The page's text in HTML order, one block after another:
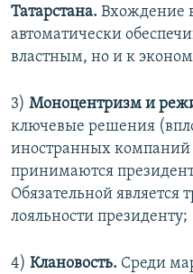
Татарстана. Вхождение
автоматически
властным, но и к
3) Моноцентризм и
ключевые решения
иностранных
принимаются
Обязательной является
лояльности президенту;
4) Клановость. Среди